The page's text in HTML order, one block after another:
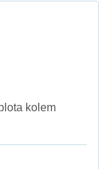
kolem